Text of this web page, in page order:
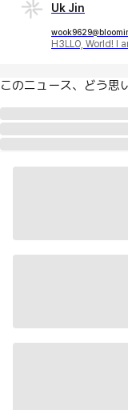
Uk Jin
H3LLO, World! I
このニュース、どう思